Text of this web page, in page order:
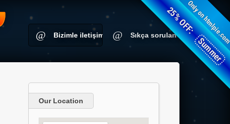
Bizimle iletişime geçin Sıkça sorulan sorular
Our Location
Only on
25% OFF:
Summer